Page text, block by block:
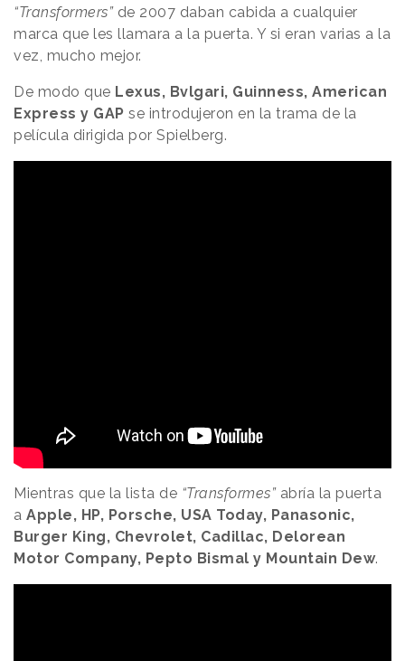
“Transformers”de 2007 daban cabida a cualquier
marca que les llamara a la puerta. Y si eran varias a la
vez, mucho mejor.
De modo que Lexus, Bvlgari, Guinness, American
Express y GAP se introdujeron en la trama de la
película dirigida por Spielberg.
Mientras que la lista de “Transformes”abría la puerta
a Apple, HP, Porsche, USA Today, Panasonic,
Burger King, Chevrolet, Cadillac, Delorean
Motor Company, Pepto Bismal y Mountain Dew.